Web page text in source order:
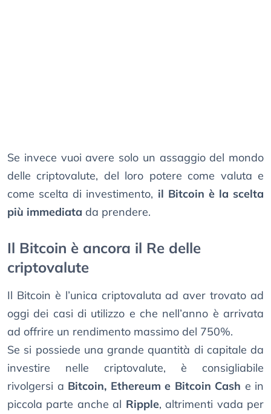
Se invece vuoi avere solo un assaggio del mondo
delle criptovalute, del loro potere come valuta e
come scelta di investimento, il Bitcoin è la scelta
più immediata da prendere.
Il Bitcoin è ancora il Re delle
criptovalute
Il Bitcoin è l’unica criptovaluta ad aver trovato ad
oggi dei casi di utilizzo e che nell’anno è arrivata
ad offrire un rendimento massimo del 750%.
Se si possiede una grande quantità di capitale da
investire nelle criptovalute, è consigliabile
rivolgersi a Bitcoin, Ethereum e Bitcoin Cash e in
piccola parte anche al Ripple, altrimenti vada per